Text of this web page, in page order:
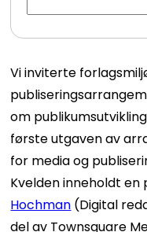
Vi inviterte
om
første utgaven av
for media og
Kvelden inneholdt en
Hochman (Digital
del av Townsquare